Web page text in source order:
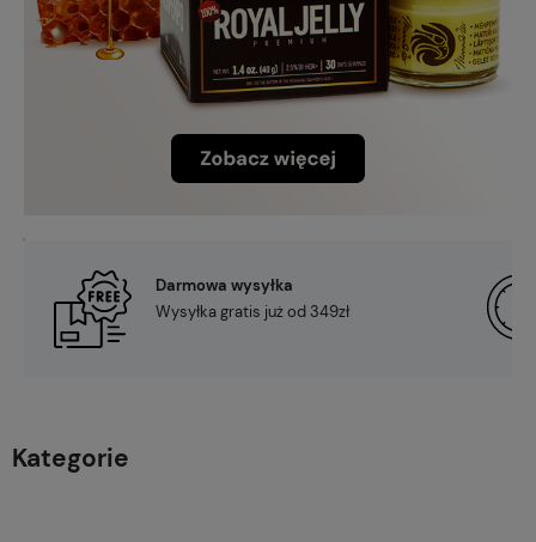
Darmowa wysyłka
Wysyłka gratis już od 349zł
Kategorie